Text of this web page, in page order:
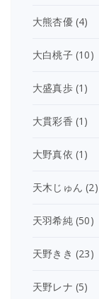
大熊杏優(4)
大白桃子(10)
大盛真歩(1)
大貫彩香 (1)
大野真依 (1)
天木じゅん (2)
天羽希純(50)
天野きき (23)
天野レナ (5)